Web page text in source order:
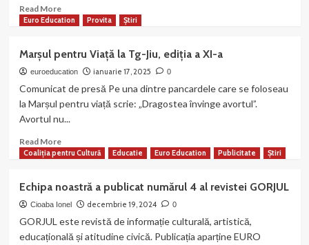
MAGAZIN
Read MoreRead
more
spre
cer”
–
apărut
al
număr!
Euro Education Provita Știri
Marșul pentru Viață la Tg-Jiu, ediția a XI-a
euroeducation ianuarie 17, 2025 0
Comunicat de presă Pe una dintre pancardele care se foloseau
la Marșul pentru viață scrie: „Dragostea învinge avortul”.
Avortul nu...
Read MoreRead
more
pentru
Viață
la
Tg-
Coaliția pentru Cultură Educatie Euro Education Publicitate Știri
Echipa noastră a publicat numărul 4 al revistei GORJUL
Cioaba Ionel decembrie 19, 2024 0
GORJUL este revistă de informație culturală, artistică,
educațională și atitudine civică. Publicația aparține EURO